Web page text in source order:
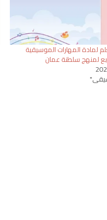
لمادة المهارات الموسيقية
لمنهج سلطنة عمان